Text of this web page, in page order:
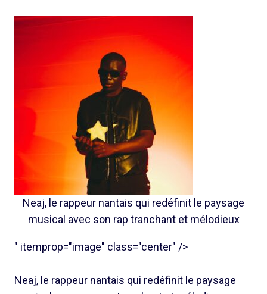
Neaj, le rappeur nantais qui redéfinit le paysage
musical avec son rap tranchant et mélodieux
" itemprop="image" class="center" />
Neaj, le rappeur nantais qui redéfinit le paysage